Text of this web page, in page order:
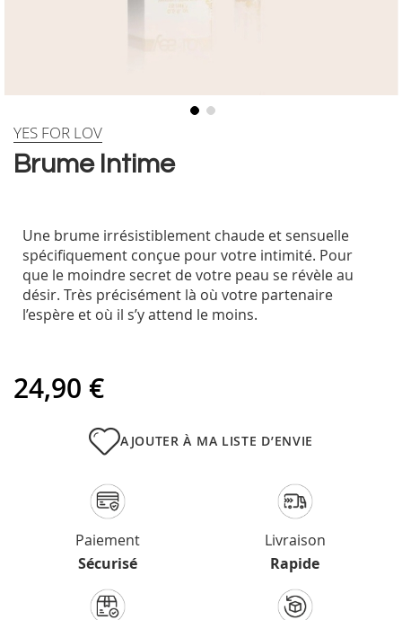
Skip
the
images
gallery
Brume Intime
YES FOR LOV
Une brume irrésistiblement chaude et sensuelle
spécifiquement conçue pour votre intimité. Pour
que le moindre secret de votre peau se révèle au
désir. Très précisément là où votre partenaire
l’espère et où il s’y attend le moins.
24,90 €
AJOUTER À MA LISTE D’ENVIE
Paiement
Sécurisé
Livraison
Rapide